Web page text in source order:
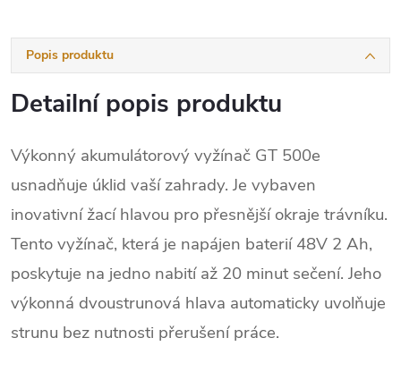
Popis produktu
Detailní popis produktu
Výkonný akumulátorový vyžínač GT 500e
usnadňuje úklid vaší zahrady. Je vybaven
inovativní žací hlavou pro přesnější okraje trávníku.
Tento vyžínač, která je napájen baterií 48V 2 Ah,
poskytuje na jedno nabití až 20 minut sečení. Jeho
výkonná dvoustrunová hlava automaticky uvolňuje
strunu bez nutnosti přerušení práce.